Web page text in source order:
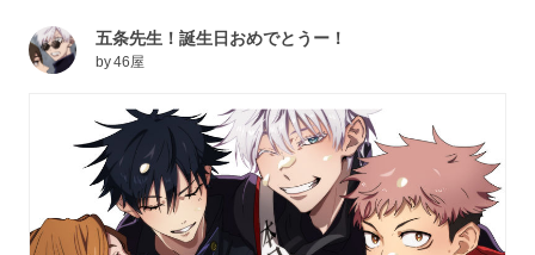
五条先生！誕生日おめでとうー！
by46屋